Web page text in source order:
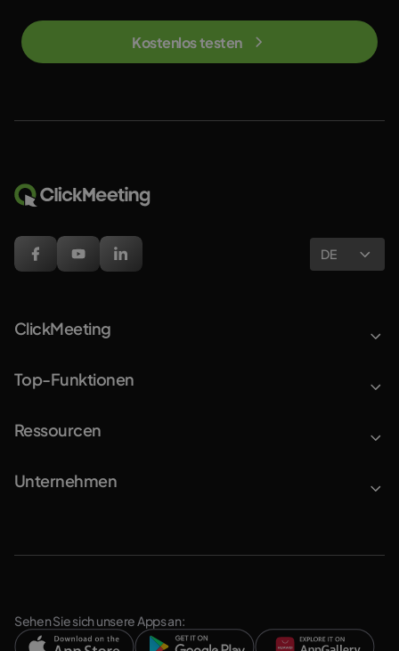
Kostenlos testen
DE
ClickMeeting
Top-Funktionen
Ressourcen
Unternehmen
Sehen Sie sich unsere Apps an: